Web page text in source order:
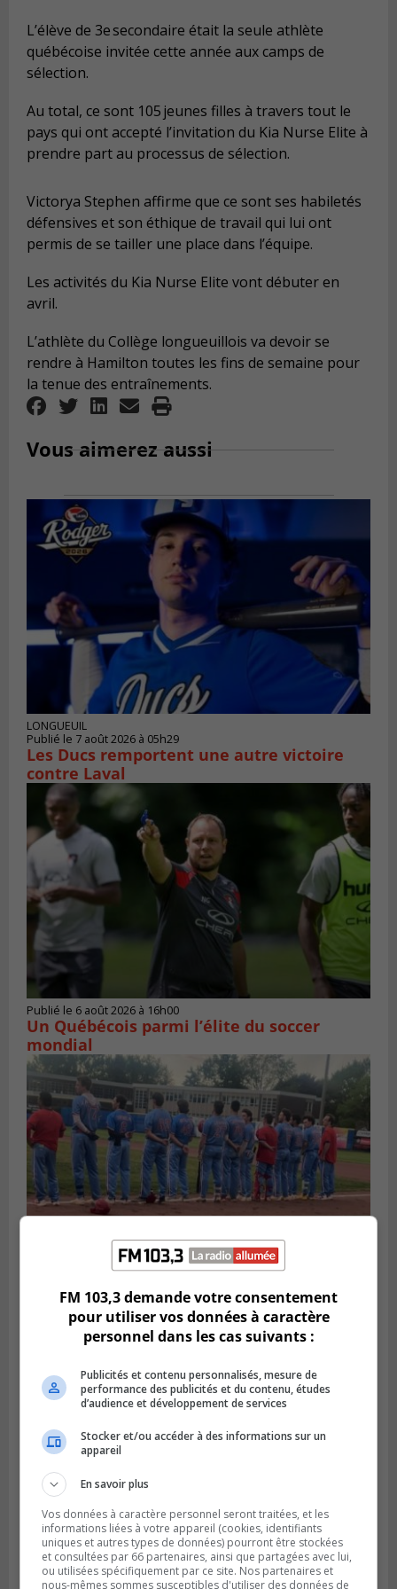
L’élève de 3e secondaire était la seule athlète
québécoise invitée cette année aux camps de
sélection.
Au total, ce sont 105 jeunes filles à travers tout le
pays qui ont accepté l’invitation du Kia Nurse Elite à
prendre part au processus de sélection.
Victorya Stephen affirme que ce sont ses habiletés
défensives et son éthique de travail qui lui ont
permis de se tailler une place dans l’équipe.
Les activités du Kia Nurse Elite vont débuter en
avril.
L’athlète du Collège longueuillois va devoir se
rendre à Hamilton toutes les fins de semaine pour
la tenue des entraînements.
Vous aimerez aussi
LONGUEUIL
Publié le 7 août 2026 à 05h29
Les Ducs remportent une autre victoire
contre Laval
Publié le 6 août 2026 à 16h00
Un Québécois parmi l’élite du soccer
mondial
Publié le 6 août 2026 à 05h11
Une poussée tardive propulse les Ducs
vers la victoire à Laval
LONGUEUIL
Publié le 5 août 2026 à 08h38
FM 103,3 demande votre consentement
pour utiliser vos données à caractère
personnel dans les cas suivants :
Publicités et contenu personnalisés, mesure de
performance des publicités et du contenu, études
d’audience et développement de services
Stocker et/ou accéder à des informations sur un
appareil
En savoir plus
Vos données à caractère personnel seront traitées, et les
informations liées à votre appareil (cookies, identifiants
uniques et autres types de données) pourront être stockées
et consultées par 66 partenaires, ainsi que partagées avec lui,
ou utilisées spécifiquement par ce site. Nos partenaires et
nous-mêmes sommes susceptibles d'utiliser des données de